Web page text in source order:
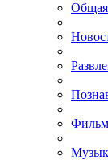
Общая